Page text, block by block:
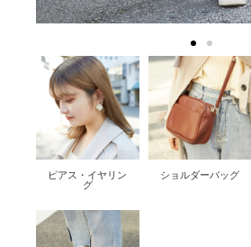
ピアス・イヤリン
グ
ショルダーバッグ